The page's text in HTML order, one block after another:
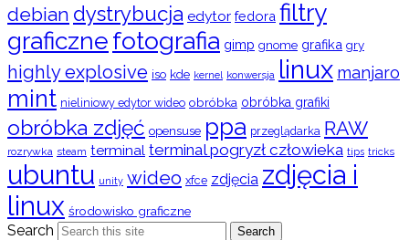
debian dystrybucja edytor fedora filtry
graficznefotografia gimp gnome grafika gry
highly explosive iso kde kernel konwersja linux manjaro
mint nieliniowy edytor wideo obróbka obróbka grafiki
obróbka zdjęć opensuse ppa przeglądarka RAW
rozrywka steam terminal terminal pogryzł człowieka tips tricks
ubuntu unity wideo xfce zdjęcia zdjęcia i
linux środowisko graficzne
Search Search